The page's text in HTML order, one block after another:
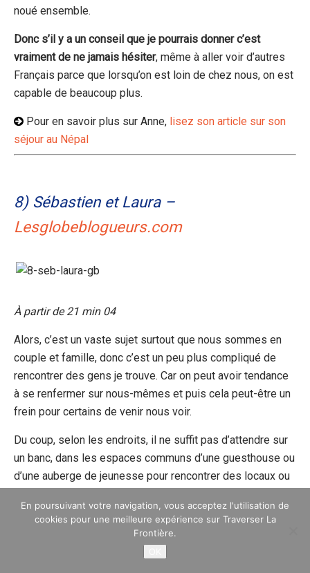
noué ensemble.
Donc s’il y a un conseil que je pourrais donner c’est
vraiment de ne jamais hésiter, même à aller voir d’autres
Français parce que lorsqu’on est loin de chez nous, on est
capable de beaucoup plus.
Pour en savoir plus sur Anne, lisez son article sur son
séjour au Népal
8) Sébastien et Laura –
Lesglobeblogueurs.com
À partir de 21 min 04
Alors, c’est un vaste sujet surtout que nous sommes en
couple et famille, donc c’est un peu plus compliqué de
rencontrer des gens je trouve. Car on peut avoir tendance
à se renfermer sur nous-mêmes et puis cela peut-être un
frein pour certains de venir nous voir.
Du coup, selon les endroits, il ne suffit pas d’attendre sur
un banc, dans les espaces communs d’une guesthouse ou
d’une auberge de jeunesse pour rencontrer des locaux ou
Et il faut le dire, nous sommes relativement réservés,
mais on a nos petites astuces pour contrer ça.
En poursuivant votre navigation, vous acceptez l'utilisation de
cookies pour une meilleure expérience sur Traverser La
Frontière.